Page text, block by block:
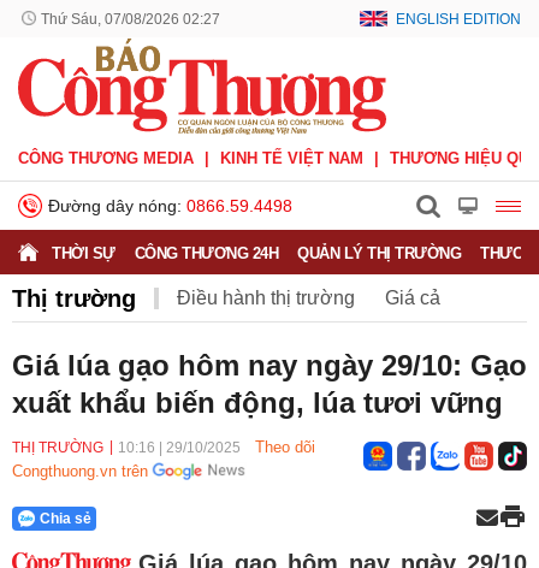
Thứ Sáu, 07/08/2026 02:27 ENGLISH EDITION
CÔNG THƯƠNG MEDIA KINH TẾ VIỆT NAM THƯƠNG HIỆU
Đường dây nóng: 0866.59.4498
THỜI SỰ CÔNG THƯƠNG 24H QUẢN LÝ THỊ TRƯỜNG
Thị trường Điều hành thị trường Giá cả
Giá lúa gạo hôm nay ngày 29/10: Gạo
xuất khẩu biến động, lúa tươi vững
THỊ TRƯỜNG 10:16 29/10/2025
Theo dõi
Congthuong.vn trên
Chia sẻ